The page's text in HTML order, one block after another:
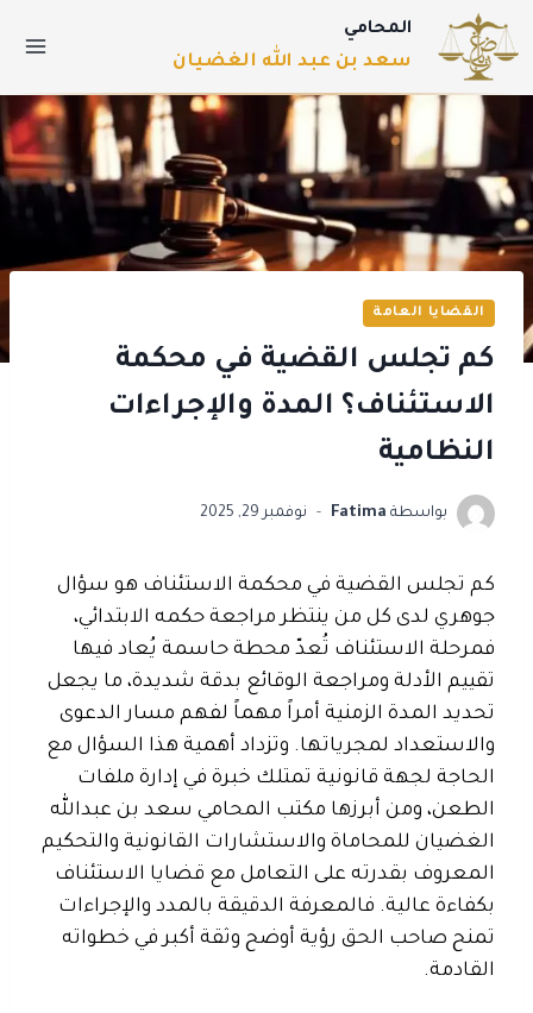
المحامي
سعد بن عبد الله الغضيان
القضايا العامة
كم تجلس القضية في محكمة
الاستئناف؟ المدة والإجراءات
النظامية
بواسطة Fatima نوفمبر 29, 2025
كم تجلس القضية في محكمة الاستئناف هو سؤال
جوهري لدى كل من ينتظر مراجعة حكمه الابتدائي،
فمرحلة الاستئناف تُعدّ محطة حاسمة يُعاد فيها
تقييم الأدلة ومراجعة الوقائع بدقة شديدة، ما يجعل
تحديد المدة الزمنية أمراً مهماً لفهم مسار الدعوى
والاستعداد لمجرياتها. وتزداد أهمية هذا السؤال مع
الحاجة لجهة قانونية تمتلك خبرة في إدارة ملفات
الطعن، ومن أبرزها مكتب المحامي سعد بن عبدالله
الغضيان للمحاماة والاستشارات القانونية والتحكيم
المعروف بقدرته على التعامل مع قضايا الاستئناف
بكفاءة عالية. فالمعرفة الدقيقة بالمدد والإجراءات
تمنح صاحب الحق رؤية أوضح وثقة أكبر في خطواته
القادمة.